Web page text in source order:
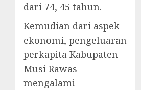
dari 74, 45 tahun.
Kemudian dari aspek
ekonomi, pengeluaran
perkapita Kabupaten
Musi Rawas
mengalami